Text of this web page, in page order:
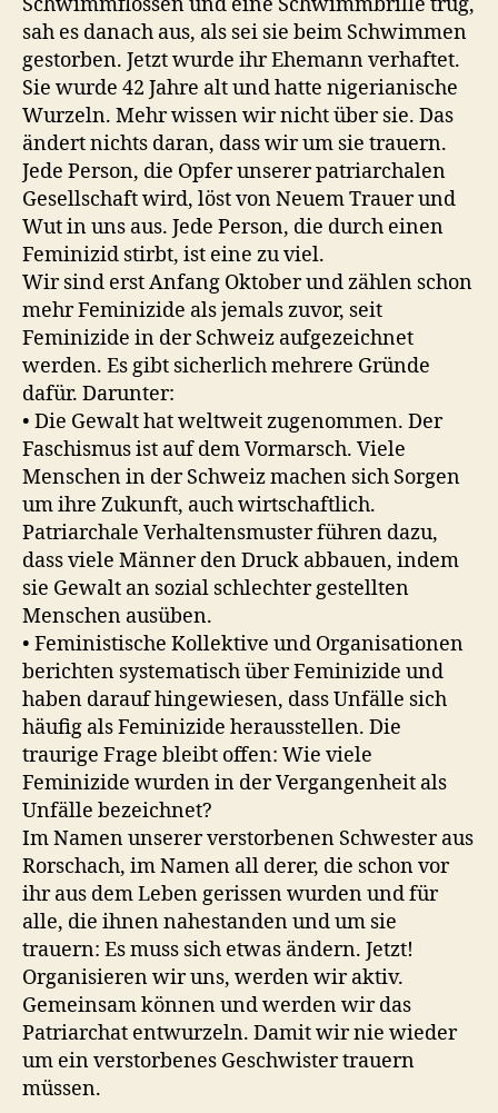
sah es danach aus, als sei sie beim Schwimmen
gestorben. Jetzt wurde ihr Ehemann verhaftet.
Sie wurde 42 Jahre alt und hatte nigerianische
Wurzeln. Mehr wissen wir nicht über sie. Das
ändert nichts daran, dass wir um sie trauern.
Jede Person, die Opfer unserer patriarchalen
Gesellschaft wird, löst von Neuem Trauer und
Wut in uns aus. Jede Person, die durch einen
Feminizid stirbt, ist eine zu viel.
Wir sind erst Anfang Oktober und zählen schon
mehr Feminizide als jemals zuvor, seit
Feminizide in der Schweiz aufgezeichnet
werden. Es gibt sicherlich mehrere Gründe
dafür. Darunter:
• Die Gewalt hat weltweit zugenommen. Der
Faschismus ist auf dem Vormarsch. Viele
Menschen in der Schweiz machen sich Sorgen
um ihre Zukunft, auch wirtschaftlich.
Patriarchale Verhaltensmuster führen dazu,
dass viele Männer den Druck abbauen, indem
sie Gewalt an sozial schlechter gestellten
Menschen ausüben.
• Feministische Kollektive und Organisationen
berichten systematisch über Feminizide und
haben darauf hingewiesen, dass Unfälle sich
häufig als Feminizide herausstellen. Die
traurige Frage bleibt offen: Wie viele
Feminizide wurden in der Vergangenheit als
Unfälle bezeichnet?
Im Namen unserer verstorbenen Schwester aus
Rorschach, im Namen all derer, die schon vor
ihr aus dem Leben gerissen wurden und für
alle, die ihnen nahestanden und um sie
trauern: Es muss sich etwas ändern. Jetzt!
Organisieren wir uns, werden wir aktiv.
Gemeinsam können und werden wir das
Patriarchat entwurzeln. Damit wir nie wieder
um ein verstorbenes Geschwister trauern
müssen.